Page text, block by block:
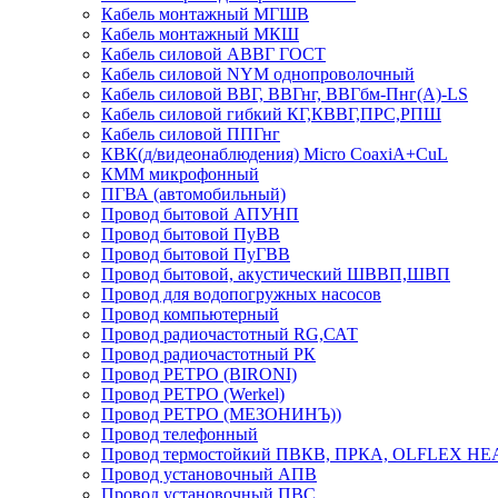
Кабель монтажный МГШВ
Кабель монтажный МКШ
Кабель силовой АВВГ ГОСТ
Кабель силовой NYM однопроволочный
Кабель силовой ВВГ, ВВГнг, ВВГбм-Пнг(А)-LS
Кабель силовой гибкий КГ,КВВГ,ПРС,РПШ
Кабель силовой ППГнг
КВК(д/видеонаблюдения) Micro CoaxiA+CuL
КММ микрофонный
ПГВА (автомобильный)
Провод бытовой АПУНП
Провод бытовой ПуВВ
Провод бытовой ПуГВВ
Провод бытовой, акустический ШВВП,ШВП
Провод для водопогружных насосов
Провод компьютерный
Провод радиочастотный RG,САТ
Провод радиочастотный РК
Провод РЕТРО (BIRONI)
Провод РЕТРО (Werkel)
Провод РЕТРО (МЕЗОНИНЪ))
Провод телефонный
Провод термостойкий ПВКВ, ПРКА, OLFLEX
Провод установочный АПВ